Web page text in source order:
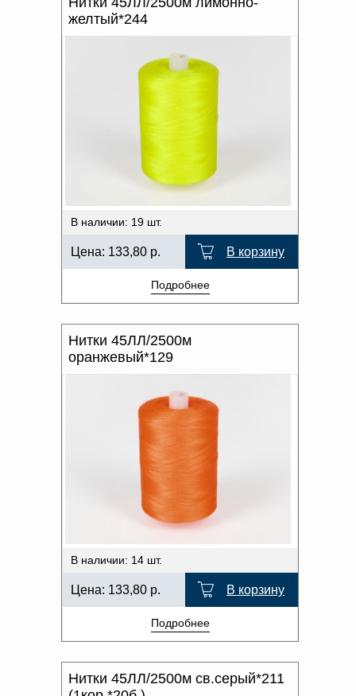
желтый*244
В наличии: 19 шт.
Цена: 133,80 р. В корзину
Подробнее
Нитки 45ЛЛ/2500м
оранжевый*129
В наличии: 14 шт.
Цена: 133,80 р. В корзину
Подробнее
Нитки 45ЛЛ/2500м св.серый*211